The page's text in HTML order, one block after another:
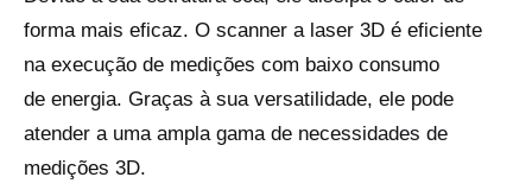
forma mais eficaz. O scanner a laser 3D é eficiente
na execução de medições com baixo consumo
de energia. Graças à sua versatilidade, ele pode
atender a uma ampla gama de necessidades de
medições 3D.